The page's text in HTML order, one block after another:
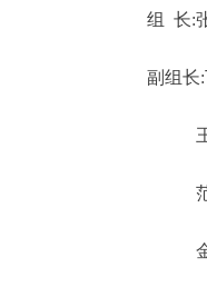
组 长:张
副组长:
王广